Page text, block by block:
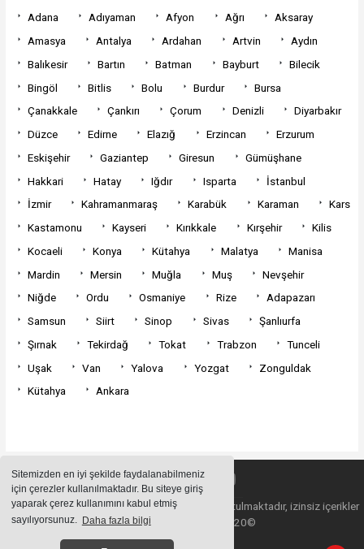
Sitemizden en iyi şekilde faydalanabilmeniz
için çerezler kullanılmaktadır. Bu siteye giriş
yaparak çerez kullanımını kabul etmiş
sayılıyorsunuz. Daha fazla bilgi
Adana Adıyaman Afyon Ağrı
Aksaray
Amasya
Antalya Ardahan Artvin
Aydın
Balıkesir
Bartın Batman Bayburt
Bilecik
Bingöl
Bitlis Bolu Burdur
Bursa
Çanakkale
Çankırı Çorum Denizli
Diyarbakır
Düzce
Edirne Elazığ Erzincan
Erzurum
Eskişehir
Gaziantep Giresun
Gümüşhane
Hakkari
Hatay Iğdır Isparta
İstanbul
İzmir
Kahramanmaraş Karabük Karaman
Kars
Kastamonu
Kayseri Kırıkkale Kırşehir
Kilis
Kocaeli
Konya Kütahya Malatya
Manisa
Mardin
Mersin Muğla Muş
Nevşehir
Niğde
Ordu Osmaniye Rize
Adapazarı
Samsun
Siirt Sinop Sivas
Şanlıurfa
Şırnak
Tekirdağ Tokat Trabzon
Tunceli
Uşak
Van Yalova Yozgat
Zonguldak
Kütahya
Ankara
Sitemizde bulunan içeriklerin tüm hakları saklı tutulmaktadır, izinsiz içerikler
kullanılamaz. Copyright 2020©